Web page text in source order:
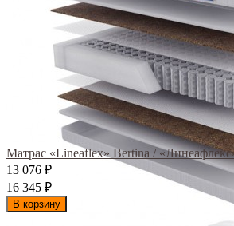
Матрас «Lineaflex» Bertina /
13 076 ₽
16 345 ₽
В корзину